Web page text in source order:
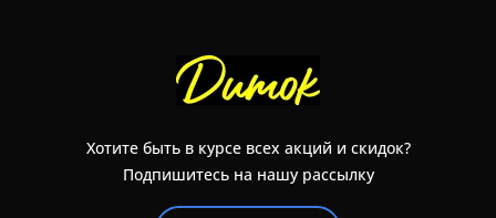
Хотите быть в курсе всех акций и скидок?
Подпишитесь на нашу рассылку